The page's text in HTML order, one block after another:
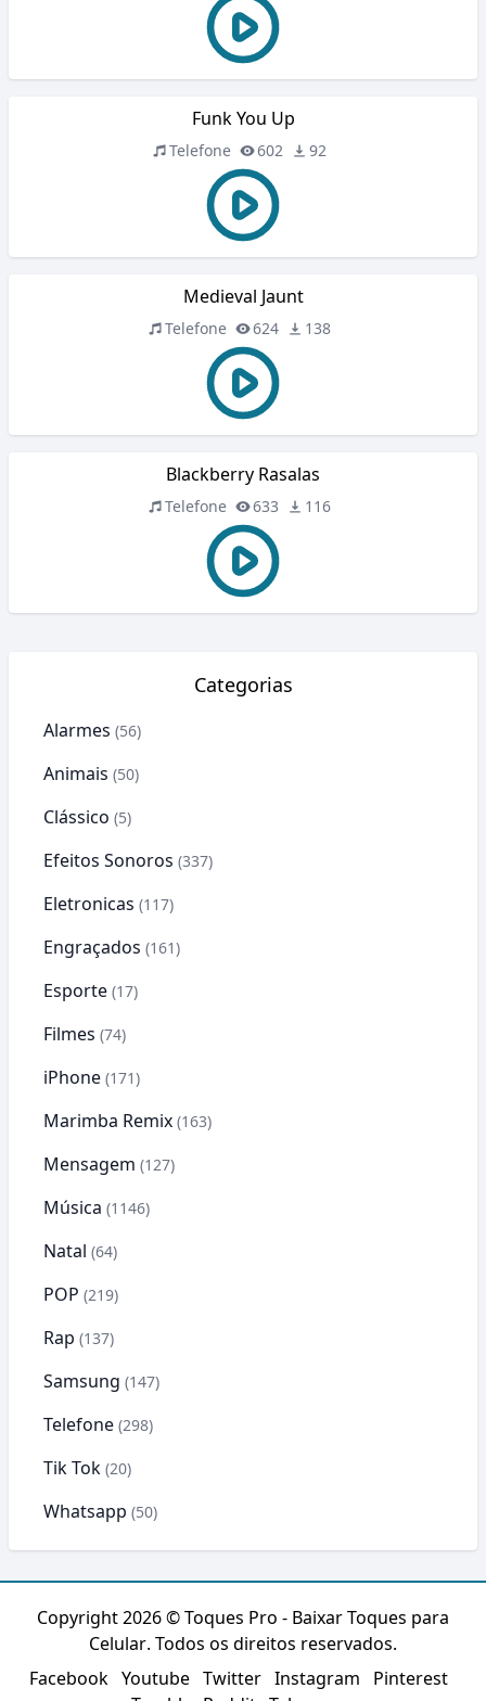
Funk You Up
Telefone 602 92
Medieval Jaunt
Telefone 624 138
Blackberry Rasalas
Telefone 633 116
Categorias
Alarmes (56)
Animais (50)
Clássico (5)
Efeitos Sonoros (337)
Eletronicas (117)
Engraçados (161)
Esporte (17)
Filmes (74)
iPhone (171)
Marimba Remix (163)
Mensagem (127)
Música (1146)
Natal (64)
POP (219)
Rap (137)
Samsung (147)
Telefone (298)
Tik Tok (20)
Whatsapp (50)
Copyright 2026 ©Toques Pro - Baixar Toques para
Celular. Todos os direitos reservados.
Facebook Youtube Twitter Instagram
Pinterest